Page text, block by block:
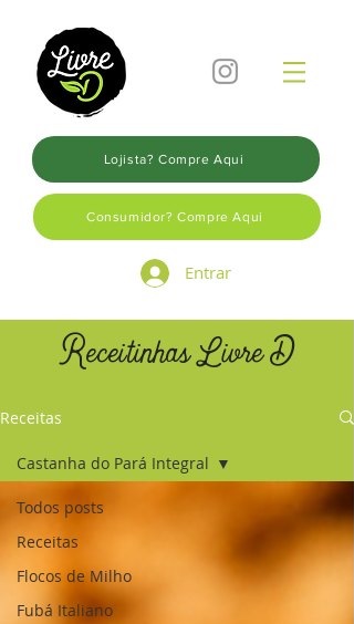
Lojista? Compre Aqui
Consumidor? Compre Aqui
Entrar
Receitinhas Livre D
Receitas
Todos posts
Receitas
Flocos de Milho
Fubá Italiano
Castanha do Pará Integral